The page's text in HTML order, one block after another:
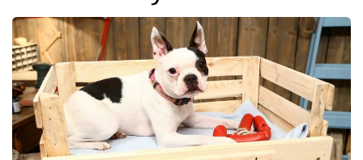
Bydlení
Zahrada
Design
Sledujte prima+